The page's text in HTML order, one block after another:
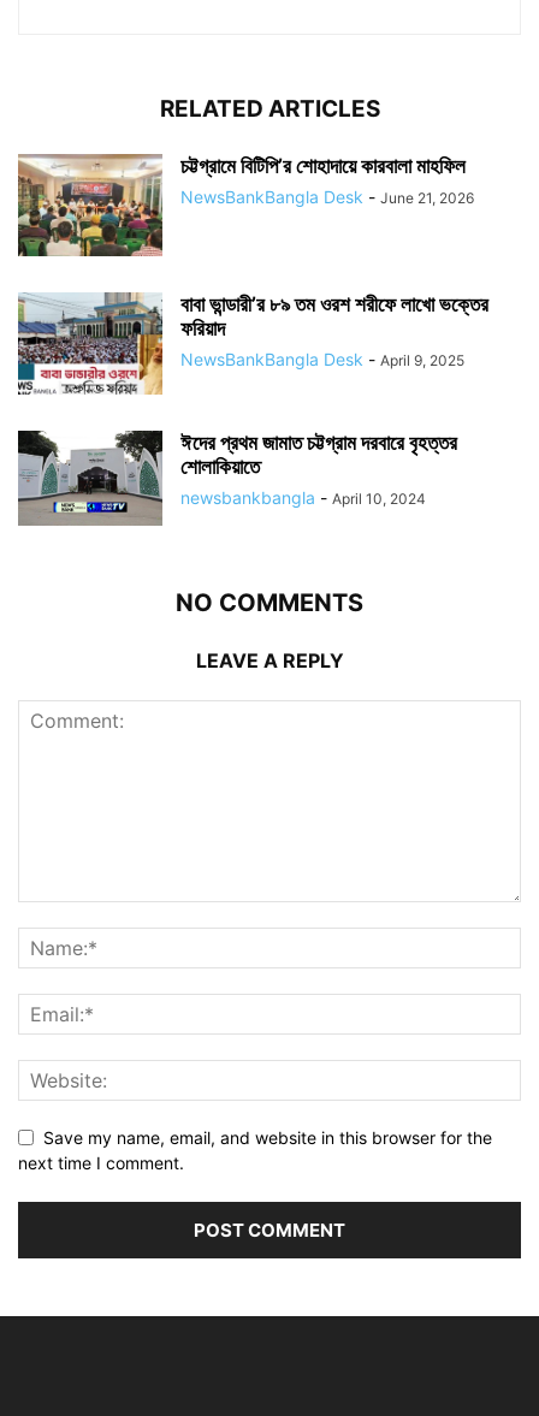
RELATED ARTICLES
চট্টগ্রামে বিটিপি’র শোহাদায়ে কারবালা মাহফিল
NewsBankBangla Desk - June 21, 2026
বাবা ভান্ডারী’র ৮৯ তম ওরশ শরীফে লাখো ভক্তের
ফরিয়াদ
NewsBankBangla Desk - April 9, 2025
ঈদের প্রথম জামাত চট্টগ্রাম দরবারে বৃহত্তর
শোলাকিয়াতে
newsbankbangla - April 10, 2024
NO COMMENTS
LEAVE A REPLY
Save my name, email, and website in this browser for the
next time I comment.